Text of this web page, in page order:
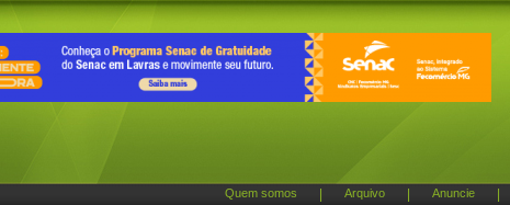
Quem somos Arquivo Anuncie